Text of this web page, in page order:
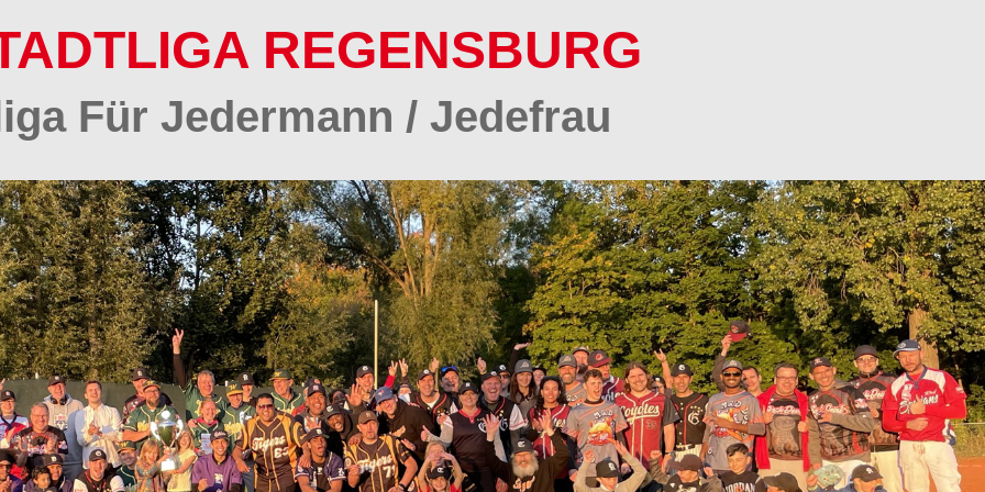
REGENSBURG
Für Jedermann / Jedefrau